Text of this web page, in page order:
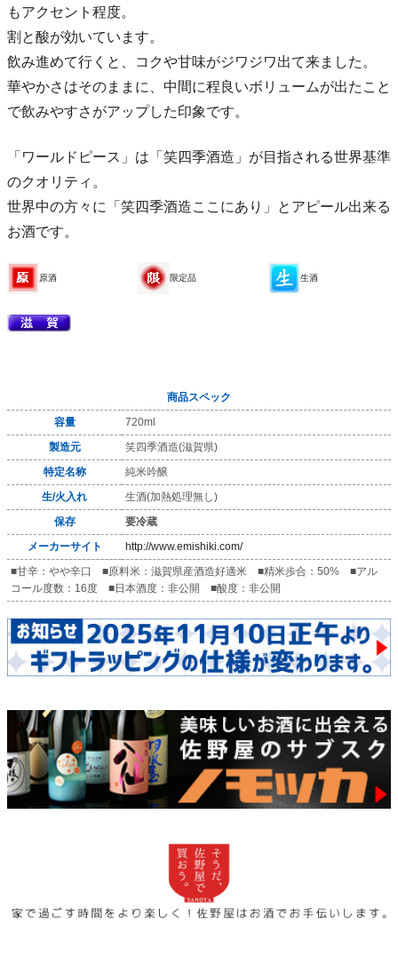
もアクセント程度。
割と酸が効いています。
飲み進めて行くと、コクや甘味がジワジワ出て来ました。
華やかさはそのままに、中間に程良いボリュームが出たこと
で飲みやすさがアップした印象です。
「ワールドピース」は「笑四季酒造」が目指される世界基準
のクオリティ。
世界中の方々に「笑四季酒造ここにあり」とアピール出来る
お酒です。
原酒 限定品 生酒
商品スペック
容量
720ml
製造元
笑四季酒造(滋賀県)
特定名称
純米吟醸
生/火入れ
生酒(加熱処理無し)
保存
要冷蔵
メーカーサイト
http://www.emishiki.com/
■甘辛：やや辛口 ■原料米：滋賀県産酒造好適米 ■精米歩合：50% ■アル
コール度数：16度 ■日本酒度：非公開 ■酸度：非公開